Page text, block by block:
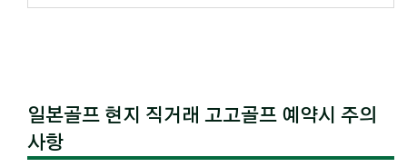
일본골프 현지 직거래 고고골프 예약시 주의
사항